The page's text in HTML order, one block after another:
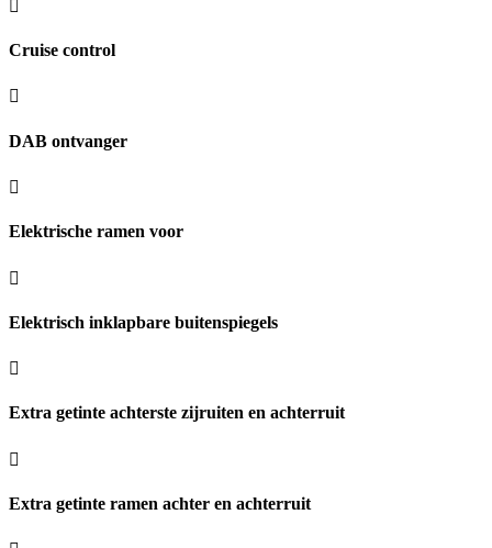
Cruise control
DAB ontvanger
Elektrische ramen voor
Elektrisch inklapbare buitenspiegels
Extra getinte achterste zijruiten en achterruit
Extra getinte ramen achter en achterruit